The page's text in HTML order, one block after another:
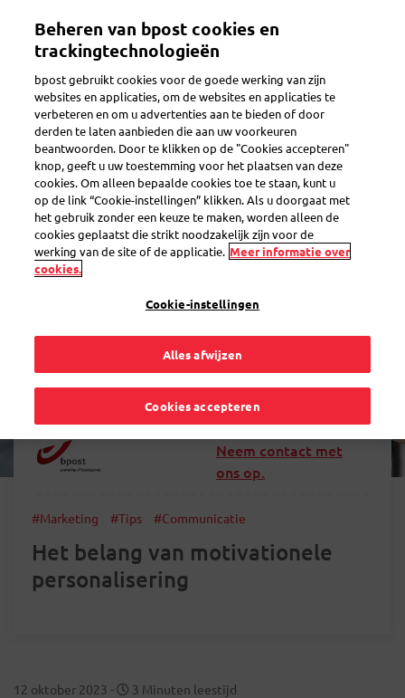
inhoud
Toggle navigation
Terug
Neem contact met
ons op.
#Marketing #Tips #Communicatie
Het belang van motivationele
personalisering
12 oktober 2023 -
3 Minuten leestijd
Beheren van bpost cookies en
trackingtechnologieën
bpost gebruikt cookies voor de goede werking van zijn
websites en applicaties, om de websites en applicaties te
verbeteren en om u advertenties aan te bieden of door
derden te laten aanbieden die aan uw voorkeuren
beantwoorden. Door te klikken op de "Cookies accepteren"
knop, geeft u uw toestemming voor het plaatsen van deze
cookies. Om alleen bepaalde cookies toe te staan, kunt u
op de link “Cookie-instellingen” klikken. Als u doorgaat met
het gebruik zonder een keuze te maken, worden alleen de
cookies geplaatst die strikt noodzakelijk zijn voor de
werking van de site of de applicatie. Meer informatie over
cookies.
Cookie-instellingen
Alles afwijzen
Cookies accepteren